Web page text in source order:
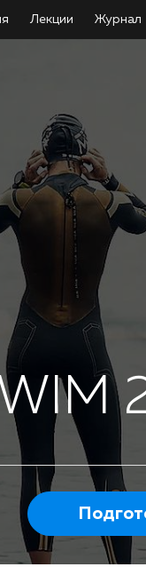
Лекции Журнал